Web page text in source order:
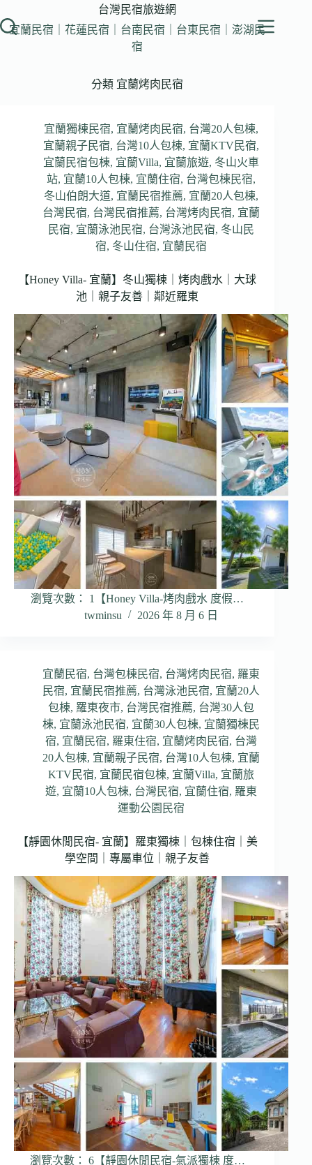
至
台灣民宿旅遊網
宜蘭民宿｜花蓮民宿｜台南民宿｜台東民宿｜澎湖民
宿
分類 宜蘭烤肉民宿
宜蘭獨棟民宿, 宜蘭烤肉民宿, 台灣20人包棟,
宜蘭親子民宿, 台灣10人包棟, 宜蘭KTV民宿,
宜蘭民宿包棟, 宜蘭Villa, 宜蘭旅遊, 冬山火車
站, 宜蘭10人包棟, 宜蘭住宿, 台灣包棟民宿,
冬山伯朗大道, 宜蘭民宿推薦, 宜蘭20人包棟,
台灣民宿, 台灣民宿推薦, 台灣烤肉民宿, 宜蘭
民宿, 宜蘭泳池民宿, 台灣泳池民宿, 冬山民
宿, 冬山住宿, 宜蘭民宿
【Honey Villa- 宜蘭】冬山獨棟｜烤肉戲水｜大球
池｜親子友善｜鄰近羅東
瀏覽次數： 1【Honey Villa-烤肉戲水 度假…
twminsu
2026 年 8 月 6 日
宜蘭民宿, 台灣包棟民宿, 台灣烤肉民宿, 羅東
民宿, 宜蘭民宿推薦, 台灣泳池民宿, 宜蘭20人
包棟, 羅東夜市, 台灣民宿推薦, 台灣30人包
棟, 宜蘭泳池民宿, 宜蘭30人包棟, 宜蘭獨棟民
宿, 宜蘭民宿, 羅東住宿, 宜蘭烤肉民宿, 台灣
20人包棟, 宜蘭親子民宿, 台灣10人包棟, 宜蘭
KTV民宿, 宜蘭民宿包棟, 宜蘭Villa, 宜蘭旅
遊, 宜蘭10人包棟, 台灣民宿, 宜蘭住宿, 羅東
運動公園民宿
【靜園休閒民宿- 宜蘭】羅東獨棟｜包棟住宿｜美
學空間｜專屬車位｜親子友善
瀏覽次數： 6【靜園休閒民宿-氣派獨棟 度…